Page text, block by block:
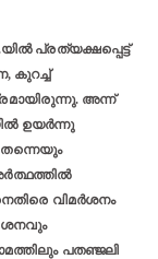
പ്രത്യക്ഷപ്പെട്ട്
കുറച്ച്
അന്ന്
ഉയര്‍ന്നു
വിമര്‍ശനം
പതഞ്ജലി